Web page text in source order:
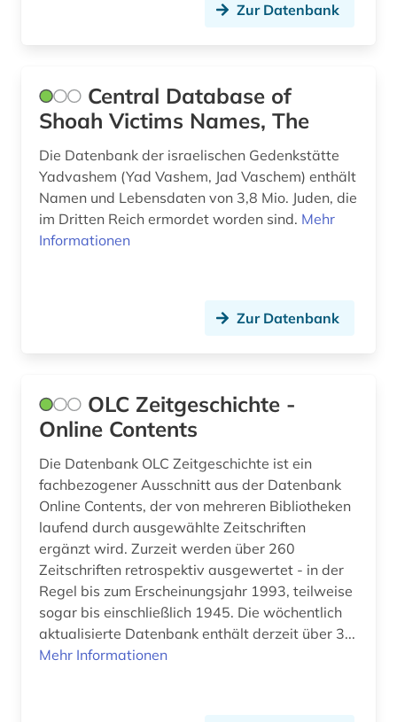
Zur Datenbank
Central Database of
Shoah Victims Names, The
Die Datenbank der israelischen Gedenkstätte
Yadvashem (Yad Vashem, Jad Vaschem) enthält
Namen und Lebensdaten von 3,8 Mio. Juden, die
im Dritten Reich ermordet worden sind. Mehr
Informationen
Zur Datenbank
OLC Zeitgeschichte -
Online Contents
Die Datenbank OLC Zeitgeschichte ist ein
fachbezogener Ausschnitt aus der Datenbank
Online Contents, der von mehreren Bibliotheken
laufend durch ausgewählte Zeitschriften
ergänzt wird. Zurzeit werden über 260
Zeitschriften retrospektiv ausgewertet - in der
Regel bis zum Erscheinungsjahr 1993, teilweise
sogar bis einschließlich 1945. Die wöchentlich
aktualisierte Datenbank enthält derzeit über 3...
Mehr Informationen